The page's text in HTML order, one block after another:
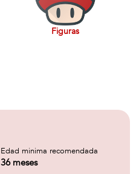
Figuras
Edad minima recomendada
36 meses